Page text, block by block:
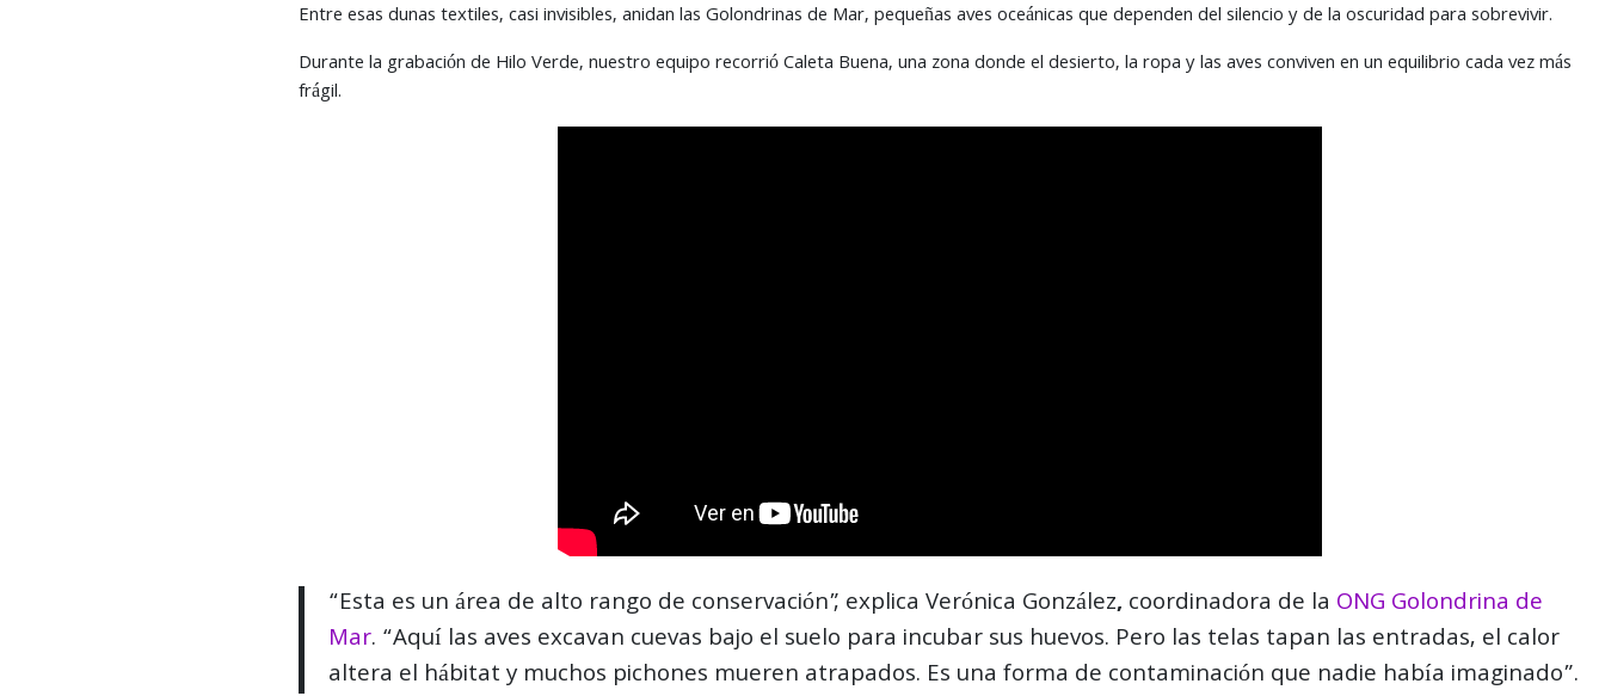
Entre esas dunas textiles, casi invisibles, anidan las Golondrinas de Mar, pequeñas aves oceánicas que dependen del silencio y de la oscuridad para sobrevivir.
Durante la grabación de Hilo Verde, nuestro equipo recorrió Caleta Buena, una zona donde el desierto, la ropa y las aves conviven en un equilibrio cada vez más
frágil.
“Esta es un área de alto rango de conservación”, explica Verónica González, coordinadora de la ONG Golondrina de
Mar. “Aquí las aves excavan cuevas bajo el suelo para incubar sus huevos. Pero las telas tapan las entradas, el calor
altera el hábitat y muchos pichones mueren atrapados. Es una forma de contaminación que nadie había imaginado”.